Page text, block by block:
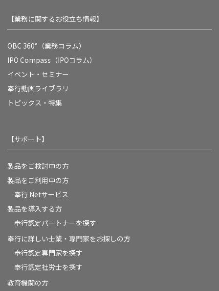
【業務に関するお役立ち情報】
OBC 360°（業務コラム）
IPO Compass（IPOコラム）
イベント・セミナー
奉行動画ライブラリ
トピックス・特集
【サポート】
製品をご検討中の方
製品をご利用中の方
奉行 Netサービス
製品を導入する方
奉行認定パートナーを探す
奉行に詳しい士業・専門家をお探しの方
奉行認定専門家を探す
奉行認定社労士を探す
教育機関の方